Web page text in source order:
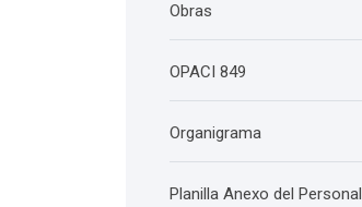
Obras
OPACI 849
Organigrama
Planilla Anexo del Personal